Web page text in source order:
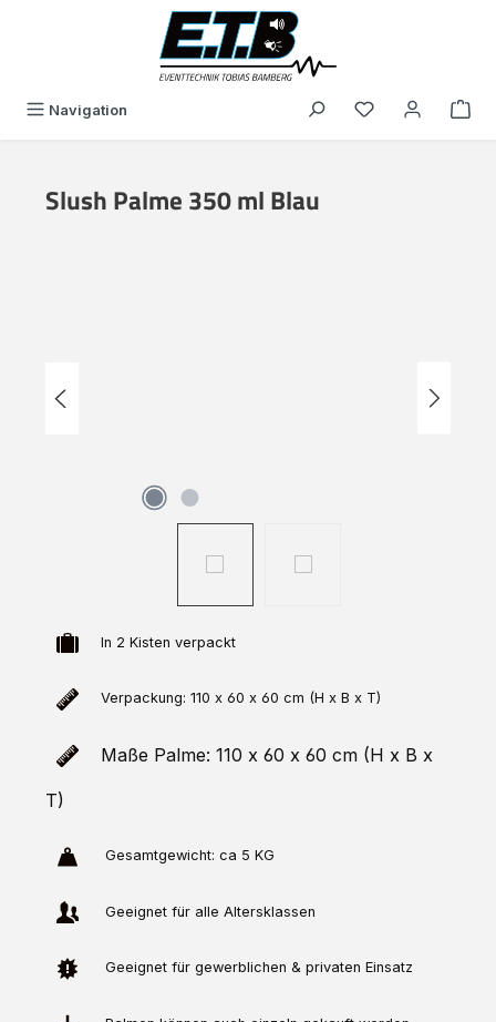
Navigation Du hast 0
Slush Palme 350 ml Blau
In 2 Kisten verpackt
Verpackung: 110 x 60 x 60 cm (H x B x T)
Maße Palme: 110 x 60 x 60 cm (H x B x
T)
Gesamtgewicht: ca 5 KG
Geeignet für alle Altersklassen
Geeignet für gewerblichen & privaten Einsatz